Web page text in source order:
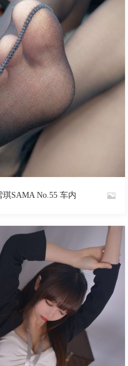
1298 阅读 0 回复
琪SAMA No.55 车内